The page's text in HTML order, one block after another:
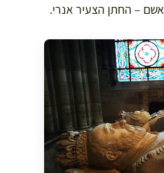
– החתן הצעיר אנרי.